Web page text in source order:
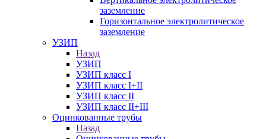
заземление
Горизонтальное электролитическое
заземление
УЗИП
Назад
УЗИП
УЗИП класс I
УЗИП класс I+II
УЗИП класс II
УЗИП класс II+III
Оцинкованные трубы
Назад